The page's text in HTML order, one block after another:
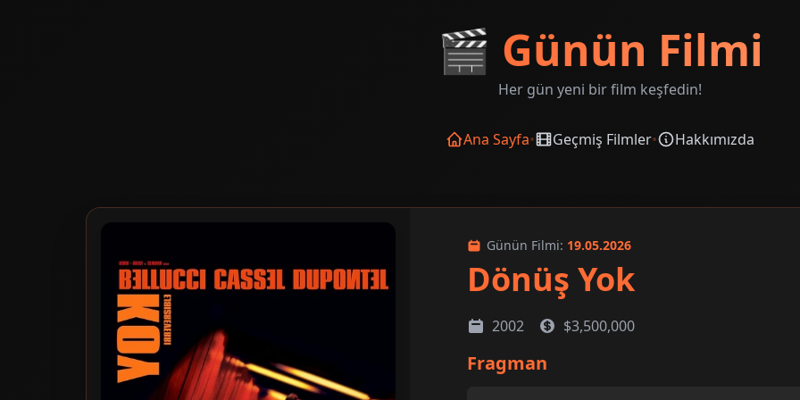
🎬 Günün Filmi
Her gün yeni bir film keşfedin!
Ana Sayfa• Geçmiş Filmler• Hakkımızda
Günün Filmi: 19.05.2026
Dönüş Yok
2002 $3,500,000
Fragman